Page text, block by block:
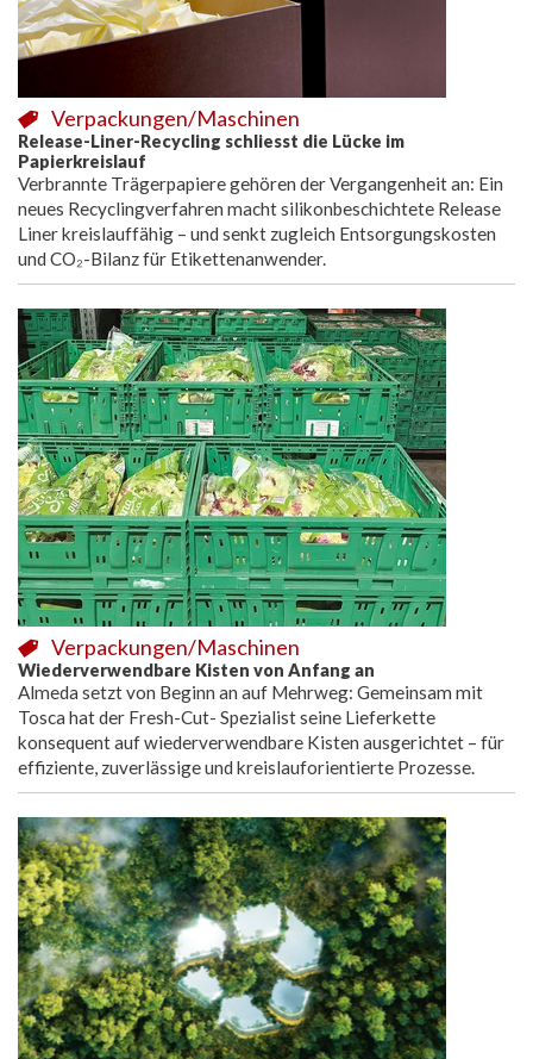
Release-Liner-Recycling schliesst die Lücke im
Papierkreislauf
Verpackungen/Maschinen
Verbrannte Trägerpapiere gehören der Vergangenheit an: Ein
neues Recyclingverfahren macht silikonbeschichtete Release
Liner kreislauffähig – und senkt zugleich Entsorgungskosten
und CO₂-Bilanz für Etikettenanwender.
Wiederverwendbare Kisten von Anfang an
Verpackungen/Maschinen
Almeda setzt von Beginn an auf Mehrweg: Gemeinsam mit
Tosca hat der Fresh-Cut- Spezialist seine Lieferkette
konsequent auf wiederverwendbare Kisten ausgerichtet – für
effiziente, zuverlässige und kreislauforientierte Prozesse.